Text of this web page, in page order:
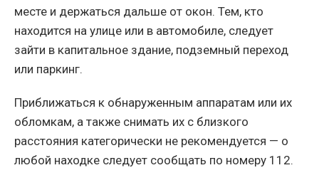
месте и держаться дальше от окон. Тем, кто
находится на улице или в автомобиле, следует
зайти в капитальное здание, подземный переход
или паркинг.
Приближаться к обнаруженным аппаратам или их
обломкам, а также снимать их с близкого
расстояния категорически не рекомендуется — о
любой находке следует сообщать по номеру 112.